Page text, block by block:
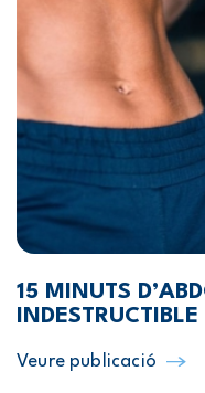
15 MINUTS
INDESTRUCTIBLE
Veure publicació